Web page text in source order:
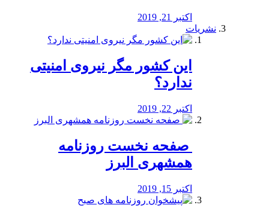
اکتبر 21, 2019
نشریات
این کشور مگر نیروی امنیتی
ندارد؟
اکتبر 22, 2019
️ صفحه نخست روزنامه‌
همشهری البرز
اکتبر 15, 2019